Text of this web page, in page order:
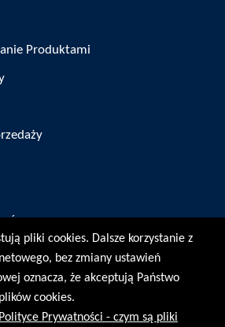
Produktami
pliki cookies. Dalsze korzystanie z
bez zmiany ustawień
oznacza, że akceptują Państwo
cookies.
Prywatności - czym są pliki